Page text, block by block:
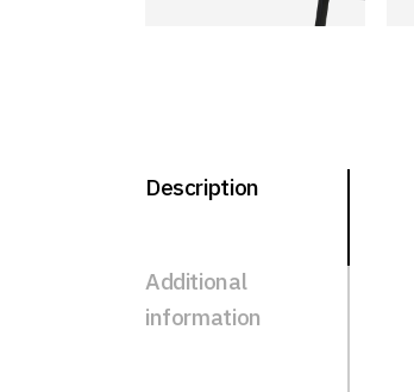
Description
Additional
information